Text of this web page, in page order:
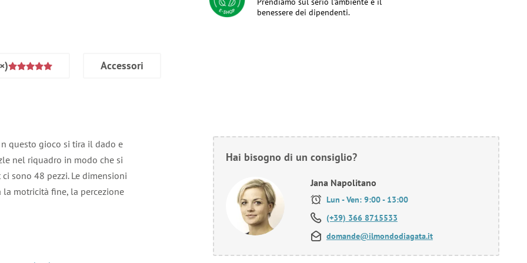
benessere dei dipendenti.
Accessori
questo gioco si tira il dado e
nel riquadro in modo che si
sono 48 pezzi. Le dimensioni
motricità fine, la percezione
Hai bisogno di un consiglio?
Jana Napolitano
Lun - Ven: 9:00 - 13:00
(+39) 366 8715533
domande@ilmondodiagata.it